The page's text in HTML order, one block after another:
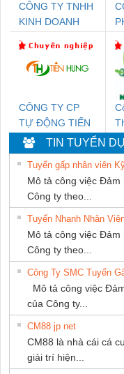
CÔNG TY TNHH
KINH DOANH
PHƯƠNG NAM
CÔNG TY CP
TỰ ĐỘNG TIẾN
HƯNGTIN TUYỂN
Tuyển gấp nhân viên
Mô tả công việc Đảm
Công ty theo...
Tuyển Nhanh Nhân
Mô tả công việc Đảm
Công ty theo...
Công Ty SMC Tuyển
Mô tả công việc
của Công ty...
CM88 jp net
CM88 là nhà cái cá
giải trí hiện...